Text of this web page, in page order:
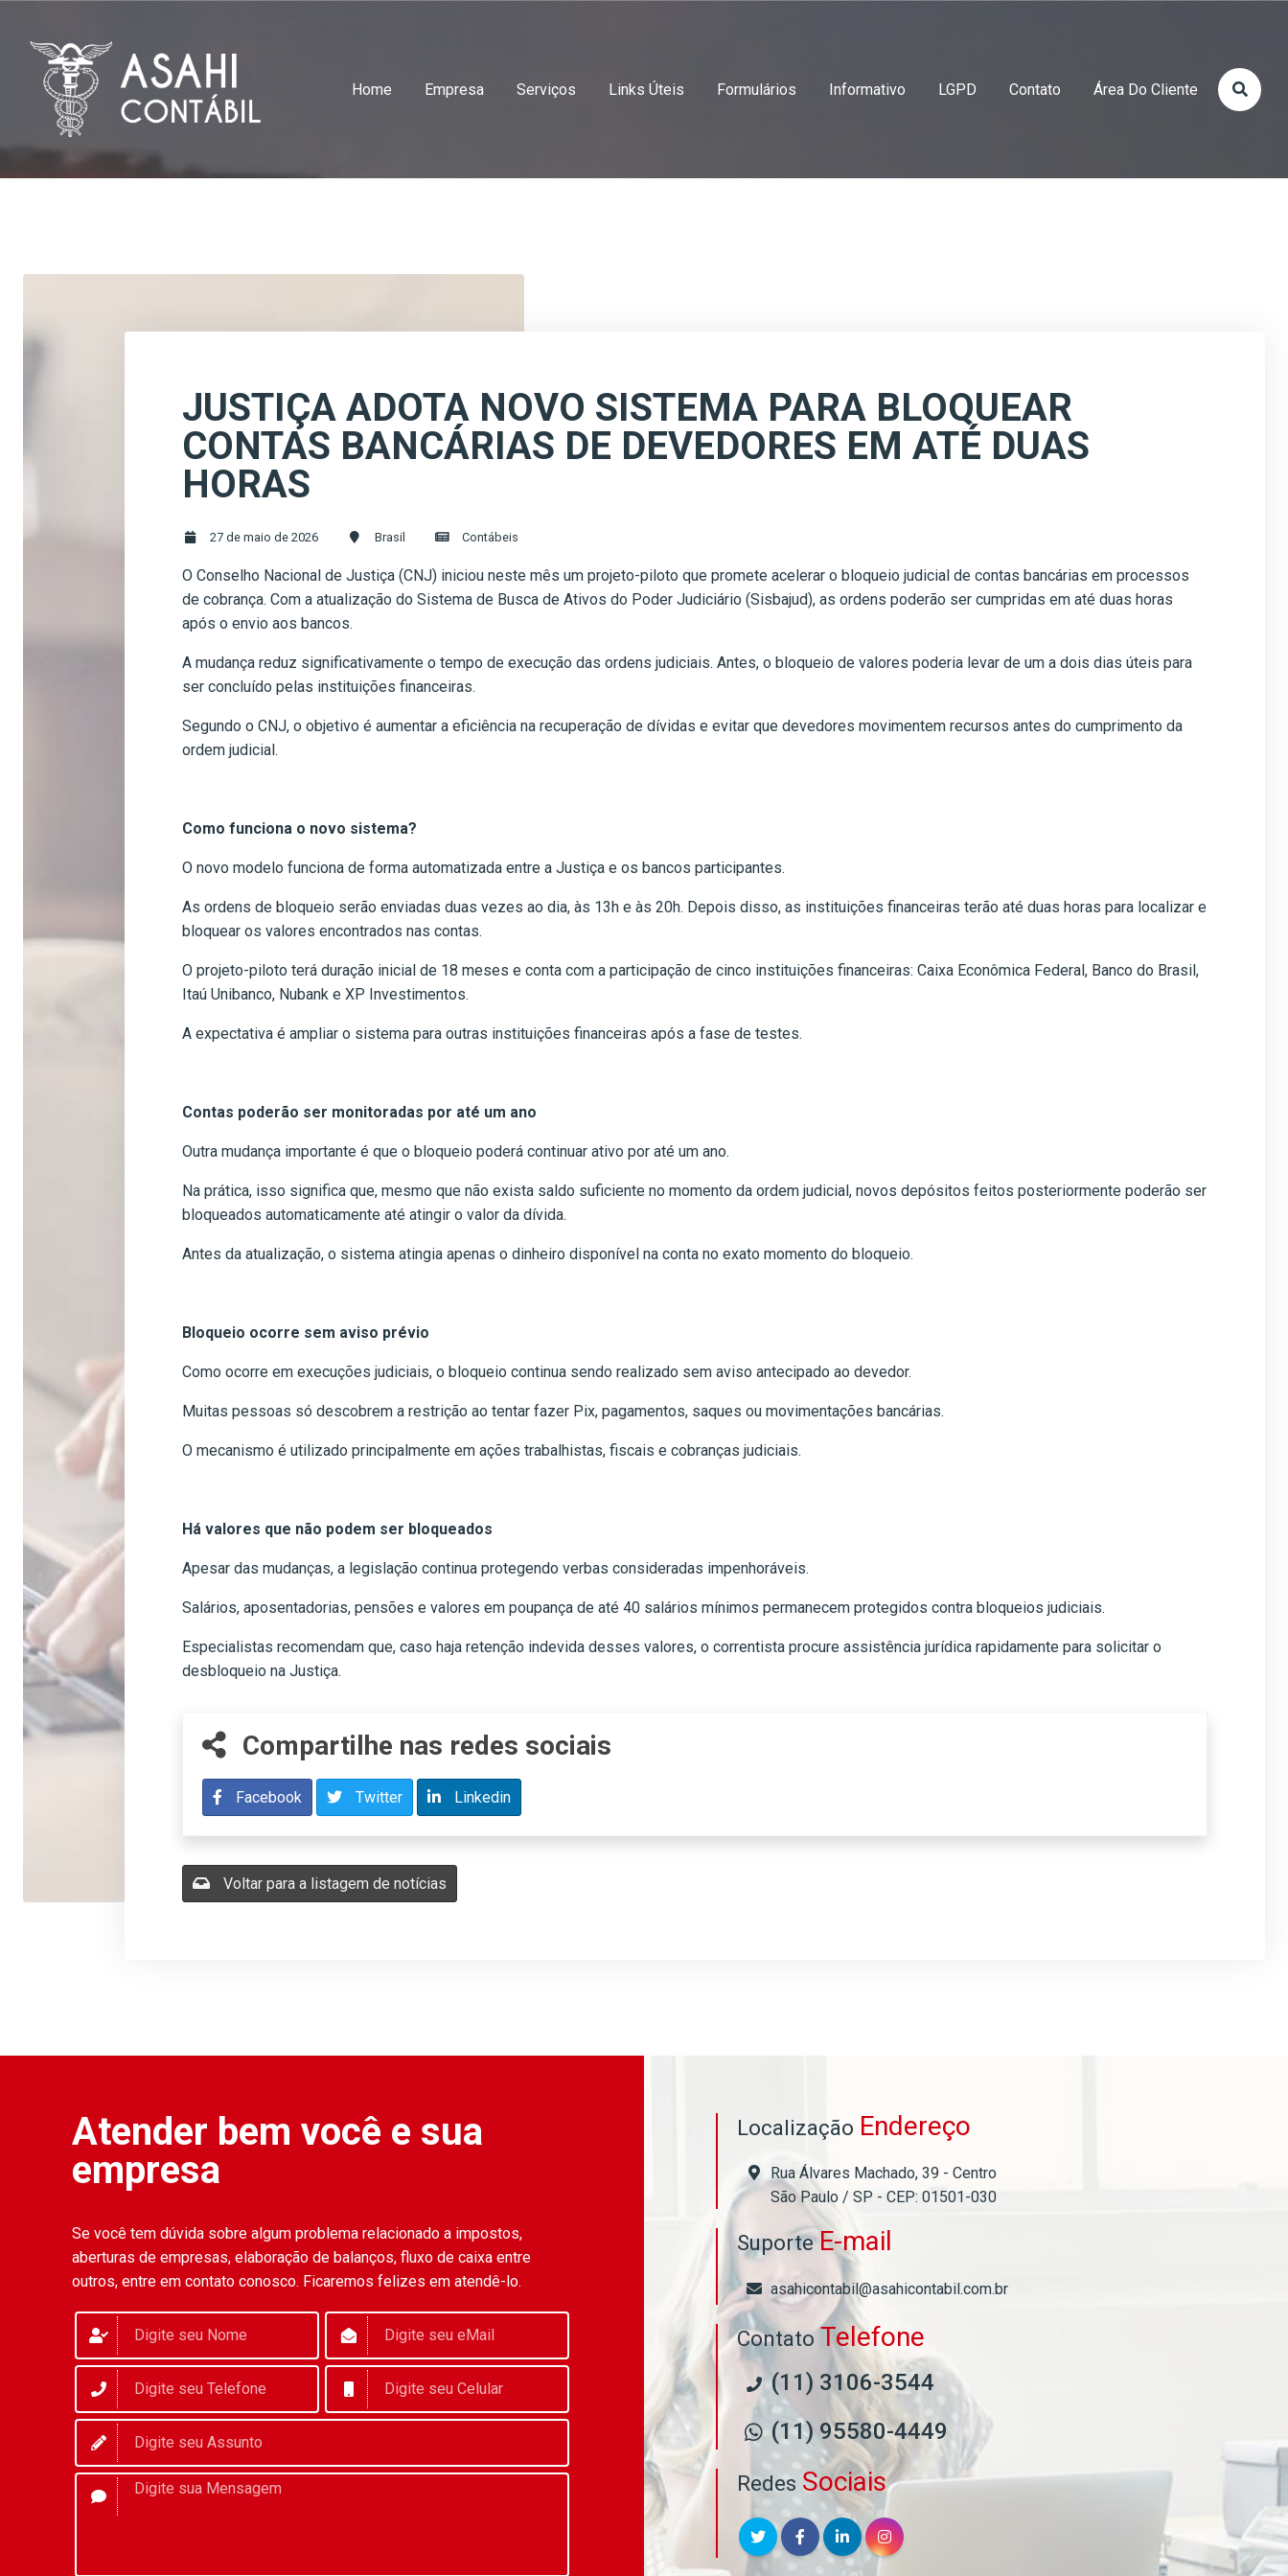
Home Empresa Serviços Links Úteis Formulários Informativo LGPD Contato Área Do Cliente
JUSTIÇA ADOTA NOVO SISTEMA PARA BLOQUEAR
CONTAS BANCÁRIAS DE DEVEDORES EM ATÉ DUAS
HORAS
27 de maio de 2026 Brasil Contábeis
O Conselho Nacional de Justiça (CNJ) iniciou neste mês um projeto-piloto que promete acelerar o bloqueio judicial de contas bancárias em processos
de cobrança. Com a atualização do Sistema de Busca de Ativos do Poder Judiciário (Sisbajud), as ordens poderão ser cumpridas em até duas horas
após o envio aos bancos.
A mudança reduz significativamente o tempo de execução das ordens judiciais. Antes, o bloqueio de valores poderia levar de um a dois dias úteis para
ser concluído pelas instituições financeiras.
Segundo o CNJ, o objetivo é aumentar a eficiência na recuperação de dívidas e evitar que devedores movimentem recursos antes do cumprimento da
ordem judicial.
Como funciona o novo sistema?
O novo modelo funciona de forma automatizada entre a Justiça e os bancos participantes.
As ordens de bloqueio serão enviadas duas vezes ao dia, às 13h e às 20h. Depois disso, as instituições financeiras terão até duas horas para localizar e
bloquear os valores encontrados nas contas.
O projeto-piloto terá duração inicial de 18 meses e conta com a participação de cinco instituições financeiras: Caixa Econômica Federal, Banco do Brasil,
Itaú Unibanco, Nubank e XP Investimentos.
A expectativa é ampliar o sistema para outras instituições financeiras após a fase de testes.
Contas poderão ser monitoradas por até um ano
Outra mudança importante é que o bloqueio poderá continuar ativo por até um ano.
Na prática, isso significa que, mesmo que não exista saldo suficiente no momento da ordem judicial, novos depósitos feitos posteriormente poderão ser
bloqueados automaticamente até atingir o valor da dívida.
Antes da atualização, o sistema atingia apenas o dinheiro disponível na conta no exato momento do bloqueio.
Bloqueio ocorre sem aviso prévio
Como ocorre em execuções judiciais, o bloqueio continua sendo realizado sem aviso antecipado ao devedor.
Muitas pessoas só descobrem a restrição ao tentar fazer Pix, pagamentos, saques ou movimentações bancárias.
O mecanismo é utilizado principalmente em ações trabalhistas, fiscais e cobranças judiciais.
Há valores que não podem ser bloqueados
Apesar das mudanças, a legislação continua protegendo verbas consideradas impenhoráveis.
Salários, aposentadorias, pensões e valores em poupança de até 40 salários mínimos permanecem protegidos contra bloqueios judiciais.
Especialistas recomendam que, caso haja retenção indevida desses valores, o correntista procure assistência jurídica rapidamente para solicitar o
desbloqueio na Justiça.
Compartilhe nas redes sociais
Facebook Twitter Linkedin
Voltar para a listagem de notícias
Atender bem você e sua
empresa
Se você tem dúvida sobre algum problema relacionado a impostos,
aberturas de empresas, elaboração de balanços, fluxo de caixa entre
outros, entre em contato conosco. Ficaremos felizes em atendê-lo.
Localização Endereço
Rua Álvares Machado, 39 - Centro
São Paulo / SP - CEP: 01501-030
SuporteE-mail
asahicontabil@asahicontabil.com.br
Contato Telefone
(11) 3106-3544
(11) 95580-4449
Redes Sociais